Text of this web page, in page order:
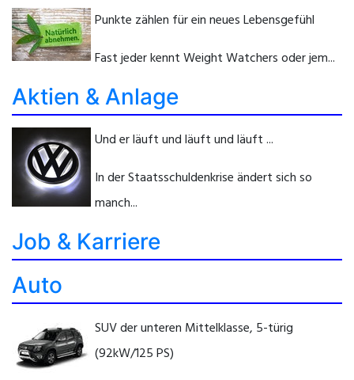
Punkte zählen für ein neues Lebensgefühl
Fast jeder kennt Weight Watchers oder jem...
Aktien & Anlage
Und er läuft und läuft und läuft ...
In der Staatsschuldenkrise ändert sich so
manch...
Job & Karriere
Auto
SUV der unteren Mittelklasse, 5-türig
(92kW/125 PS)